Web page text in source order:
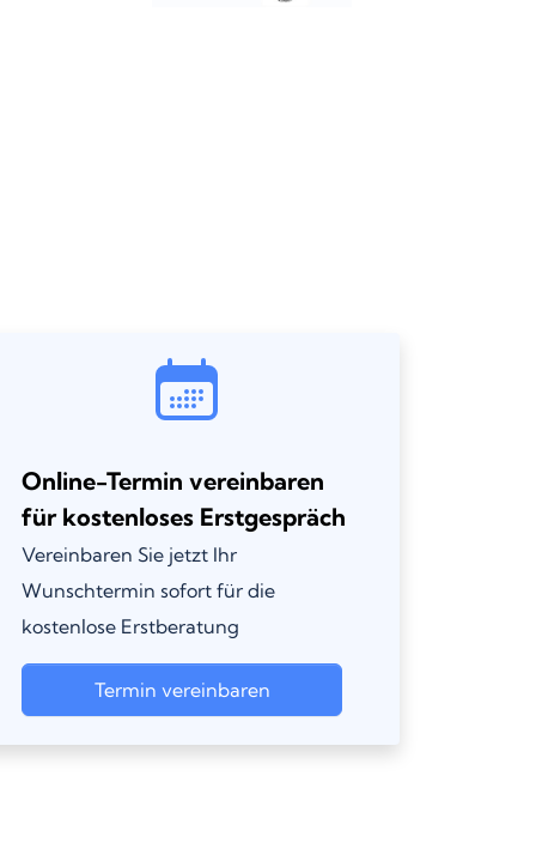
Online-Termin vereinbaren
für kostenloses Erstgespräch
Vereinbaren Sie jetzt Ihr
Wunschtermin sofort für die
kostenlose Erstberatung
Termin vereinbaren